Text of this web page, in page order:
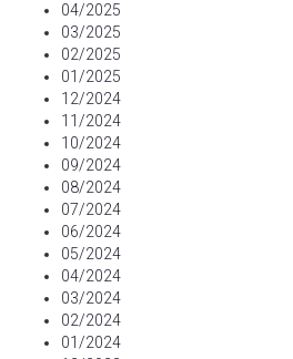
04/2025
03/2025
02/2025
01/2025
12/2024
11/2024
10/2024
09/2024
08/2024
07/2024
06/2024
05/2024
04/2024
03/2024
02/2024
01/2024